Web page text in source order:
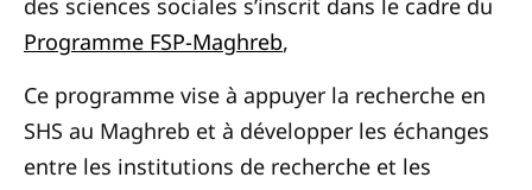
Programme FSP-Maghreb,
Ce programme vise à appuyer la recherche en
SHS au Maghreb et à développer les échanges
entre les institutions de recherche et les